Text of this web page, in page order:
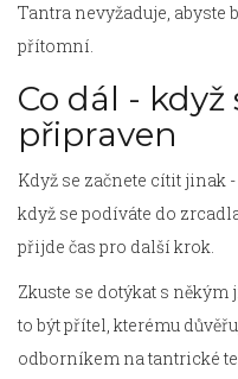
Tantra nevyžaduje, abyste
přítomní.
Co dál - když
připraven
Když se začnete cítit jinak
když se podíváte do
přijde čas pro další krok.
Zkuste se dotýkat s
to být přítel, kterému
odborníkem na tantrické